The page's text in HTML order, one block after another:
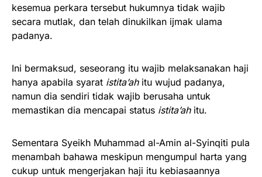
kesemua perkara tersebut hukumnya tidak wajib
secara mutlak, dan telah dinukilkan ijmak ulama
padanya.
Ini bermaksud, seseorang itu wajib melaksanakan haji
hanya apabila syarat istita’ah itu wujud padanya,
namun dia sendiri tidak wajib berusaha untuk
memastikan dia mencapai status istita’ah itu.
Sementara Syeikh Muhammad al-Amin al-Syinqiti pula
menambah bahawa meskipun mengumpul harta yang
cukup untuk mengerjakan haji itu kebiasaannya